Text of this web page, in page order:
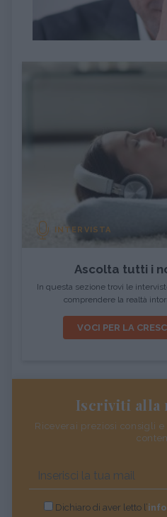
INTERVISTA
Ascolta tutti i
In questa sezione trovi le
comprendere la realtà
VOCI PER LA
Iscriviti alla
Riceverai preziosi consigli
Dichiaro di aver letto l’